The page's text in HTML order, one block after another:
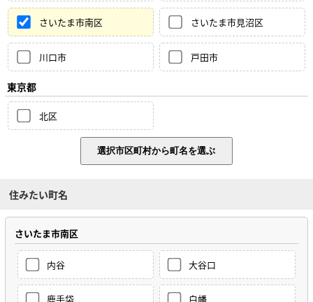
さいたま市南区 さいたま市見沼区
川口市 戸田市
東京都
北区
住みたい町名
さいたま市南区
内谷 大谷口
鹿手袋 白幡